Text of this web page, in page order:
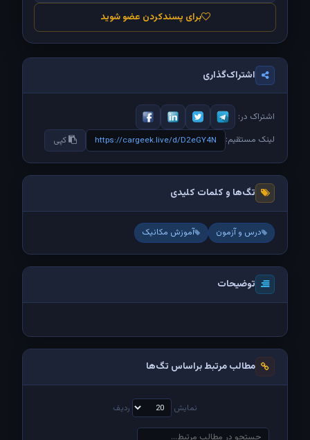
برای پسندکردن عضو شوید
اشتراک‌گذاری
اشتراک در:
لینک مستقیم: https://cargeek.live/d/D2eGY4N کپی
تگ‌ها و کلمات کلیدی
درس و آزمون آموزش مکانیک
توضیحات
مطالب مرتبط براساس تگ‌ها
نمایش ردیف